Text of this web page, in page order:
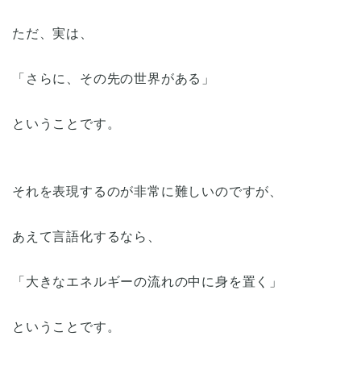
ただ、実は、
「さらに、その先の世界がある」
ということです。
それを表現するのが非常に難しいのですが、
あえて言語化するなら、
「大きなエネルギーの流れの中に身を置く」
ということです。